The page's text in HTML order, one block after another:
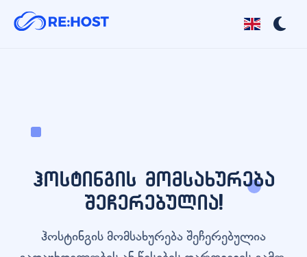
ჰოსტინგის მომსახურება
შეჩერებულია!
ჰოსტინგის მომსახურება შეჩერებულია